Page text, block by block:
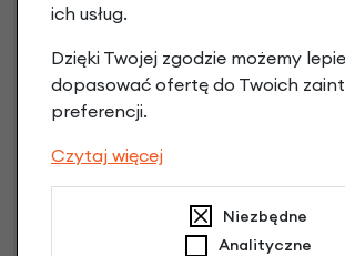
Raty 0%
ich usług.
Dzięki Twojej zgodzie możemy
dopasować ofertę do Twoich
preferencji.
Czytaj więcej
Niezbędne
Analityczne